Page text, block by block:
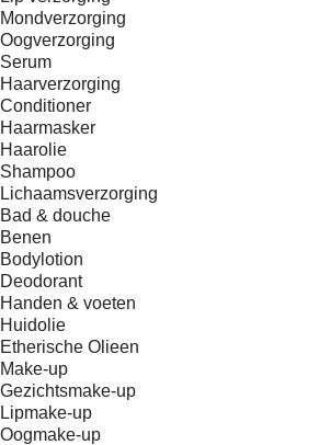
Mondverzorging
Oogverzorging
Serum
Haarverzorging
Conditioner
Haarmasker
Haarolie
Shampoo
Lichaamsverzorging
Bad & douche
Benen
Bodylotion
Deodorant
Handen & voeten
Huidolie
Etherische Olieen
Make-up
Gezichtsmake-up
Lipmake-up
Oogmake-up